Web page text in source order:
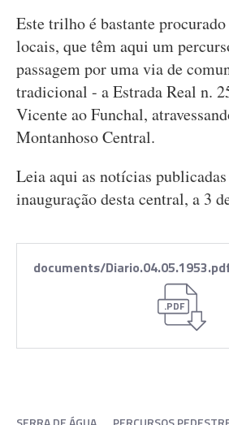
Este trilho é bastante
locais, que têm aqui um
passagem por uma via de
tradicional - a Estrada Real n.
Vicente ao Funchal,
Montanhoso Central.
Leia aqui as notícias
inauguração desta central, a 3
.PDF
documents/